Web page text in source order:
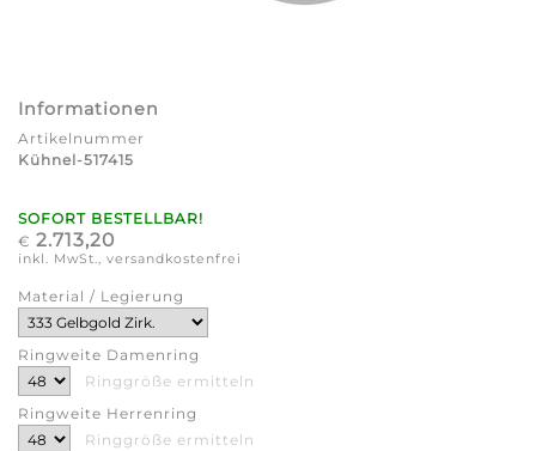
Informationen
Artikelnummer
Kühnel-517415
SOFORT BESTELLBAR!
€ 2.713,20
inkl. MwSt., versandkostenfrei
Material / Legierung
Ringweite Damenring
Ringgröße ermitteln
Ringweite Herrenring
Ringgröße ermitteln